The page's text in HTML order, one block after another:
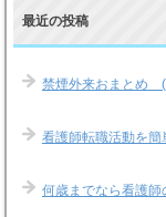
最近の投稿
禁煙外来おまとめ (
看護師転職活動を
何歳までなら看護